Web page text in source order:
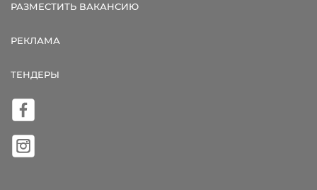
РАЗМЕСТИТЬ ВАКАНСИЮ
РЕКЛАМА
ТЕНДЕРЫ